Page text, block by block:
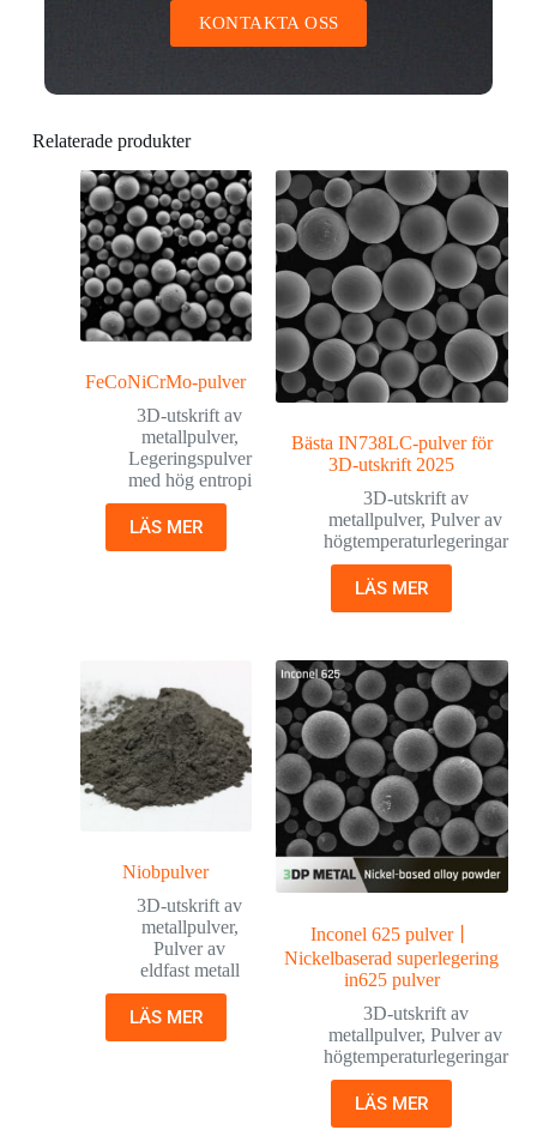
KONTAKTA OSS
Relaterade produkter
FeCoNiCrMo-pulver
3D-utskrift av
metallpulver,
Legeringspulver
med hög entropi
LÄS MER
Bästa IN738LC-pulver för
3D-utskrift 2025
3D-utskrift av
metallpulver,Pulver av
högtemperaturlegeringar
LÄS MER
Niobpulver
3D-utskrift av
metallpulver,
Pulver av
eldfast metall
LÄS MER
Inconel 625 pulver丨
Nickelbaserad superlegering
in625 pulver
3D-utskrift av
metallpulver,Pulver av
högtemperaturlegeringar
LÄS MER